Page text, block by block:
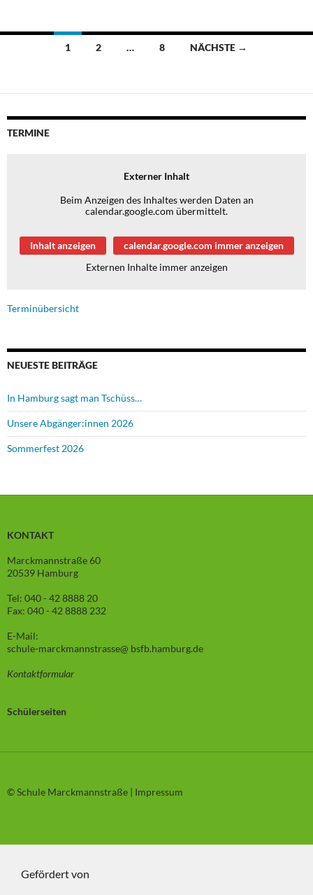
Beitragsnavigation
1 2 … 8 NÄCHSTE →
TERMINE
Externer Inhalt
Beim Anzeigen des Inhaltes werden Daten an
calendar.google.com übermittelt.
Inhalt anzeigen
calendar.google.com immer anzeigen
Externen Inhalte immer anzeigen
Terminübersicht
NEUESTE BEITRÄGE
In Hamburg sagt man Tschüss…
Unsere Abgänger:innen 2026
Sommerfest 2026
KONTAKT
Marckmannstraße 60
20539 Hamburg
Tel: 040 - 42 8888 20
Fax: 040 - 42 8888 232
E-Mail:
schule-marckmannstrasse@ bsfb.hamburg.de
Kontaktformular
Schülerseiten
© Schule Marckmannstraße | Impressum
Gefördert von